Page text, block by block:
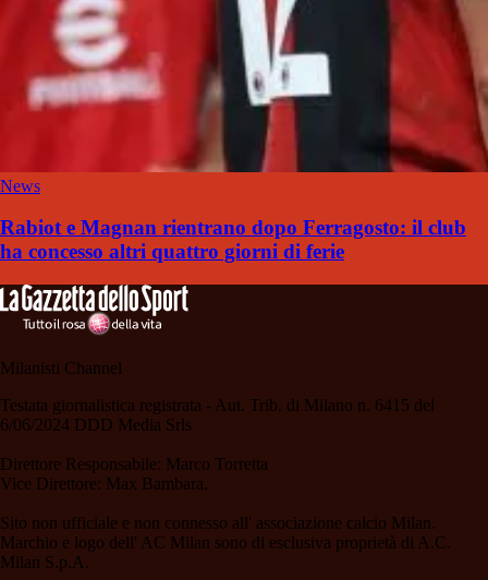
News
Rabiot e Magnan rientrano dopo Ferragosto: il club
ha concesso altri quattro giorni di ferie
Milanisti Channel
Testata giornalistica registrata - Aut. Trib. di Milano n. 6415 del
6/06/2024 DDD Media Srls
Direttore Responsabile: Marco Torretta
Vice Direttore: Max Bambara.
Sito non ufficiale e non connesso all' associazione calcio Milan.
Marchio e logo dell' AC Milan sono di esclusiva proprietà di A.C.
Milan S.p.A.